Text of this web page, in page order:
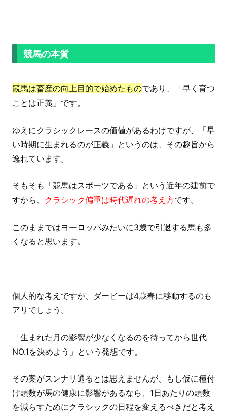
競馬の本質
競馬は畜産の向上目的で始めたものであり、「早く育つ
ことは正義」です。
ゆえにクラシックレースの価値があるわけですが、「早
い時期に生まれるのが正義」というのは、その趣旨から
逸れています。
そもそも「競馬はスポーツである」という近年の建前で
すから、 クラシック偏重は時代遅れの考え方です。
このままではヨーロッパみたいに3歳で引退する馬も多
くなる と思います。
個人的な考えですが、ダービーは4歳春に移動するのも
アリでしょう。
「生まれた月の影響が少なくなるのを待ってから世代
NO.1を決めよう」という発想です。
その案がスンナリ通るとは思えませんが、もし仮に種付
け頭数が馬の健康に影響があるなら、1日あたりの頭数
を減らすためにクラシックの日程を変えるべきだと考え